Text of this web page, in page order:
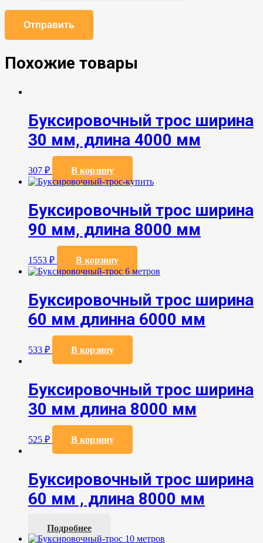
Похожие товары
Буксировочный трос ширина
30 мм, длина 4000 мм
307 ₽ В корзину
Буксировочный трос ширина
90 мм, длина 8000 мм
1553 ₽ В корзину
Буксировочный трос ширина
60 мм длинна 6000 мм
533 ₽ В корзину
Буксировочный трос ширина
30 мм длина 8000 мм
525 ₽ В корзину
Буксировочный трос ширина
60 мм , длина 8000 мм
Подробнее